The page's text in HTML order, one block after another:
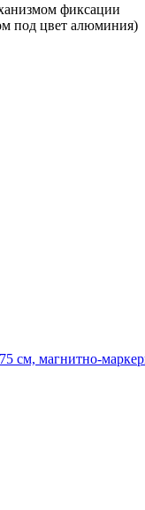
фиксации
под цвет алюминия)
см, магнитно-